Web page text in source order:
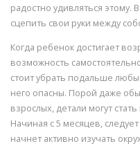
радостно удивляться этому.
сцепить свои руки между
Когда ребенок достигает
возможность
стоит убрать подальше
него опасны. Порой даже
взрослых, детали могут
Начиная с 5 месяцев,
начнет активно изучать